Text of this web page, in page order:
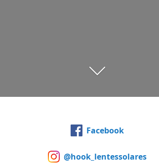
Facebook
@hook_lentessolares